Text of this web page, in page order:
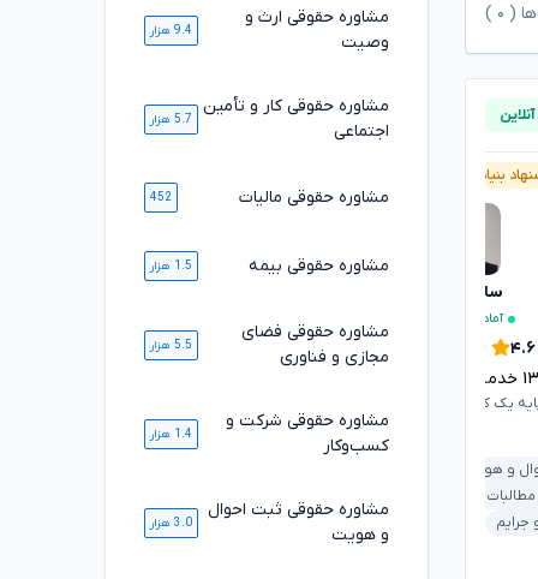
( ۰
بنیاد وکلا
سارا علیپور
آماده مشاوره فوری
۴.۶
خدمت ارائه شده موفق
یک کانون وکلای دادگستری
و هویت
جرایم
خدمت ارائه شده موفق
داوری و حل اختلاف
مشاوره حقوقی ارث و
وصیت
9.4 هزار
مشاوره حقوقی کار و تأمین
اجتماعی
5.7 هزار
مشاوره حقوقی مالیات 452
مشاوره حقوقی بیمه 1.5 هزار
مشاوره حقوقی فضای
مجازی و فناوری
5.5 هزار
مشاوره حقوقی شرکت و
کسب‌وکار
1.4 هزار
مشاوره حقوقی ثبت احوال
و هویت
3.0 هزار